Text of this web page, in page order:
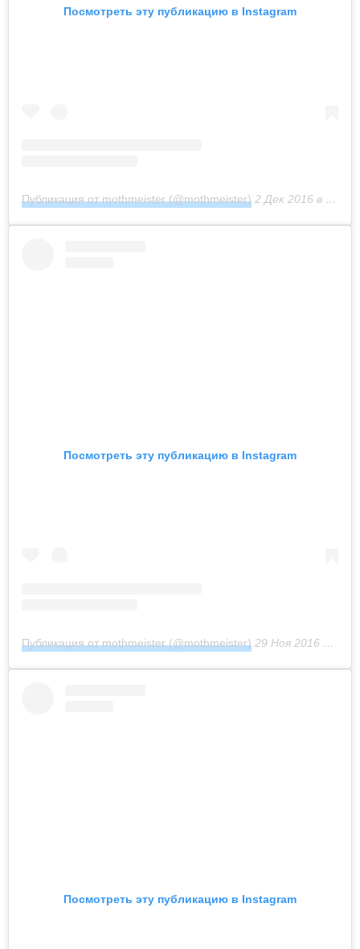
Посмотреть эту публикацию в Instagram
Публикация от mothmeister (@mothmeister) 2 Дек 2016 в 10:29 PST
Посмотреть эту публикацию в Instagram
Публикация от mothmeister (@mothmeister) 29 Ноя 2016 в 12:51 PST
Посмотреть эту публикацию в Instagram